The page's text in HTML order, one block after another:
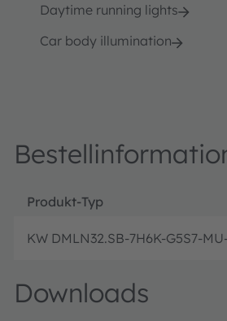
Daytime running lights
Car body illumination
Produkt-Typ
KW DMLN32.SB-7H6K-G5S7-
Downloads